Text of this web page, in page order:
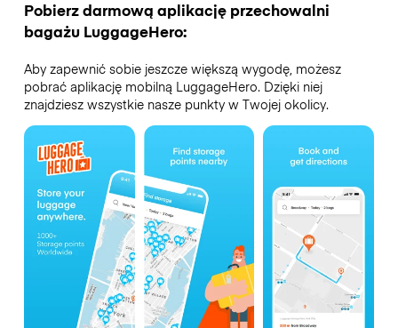
Pobierz darmową aplikację przechowalni
bagażu LuggageHero:
Aby zapewnić sobie jeszcze większą wygodę, możesz
pobrać aplikację mobilną LuggageHero. Dzięki niej
znajdziesz wszystkie nasze punkty w Twojej okolicy.